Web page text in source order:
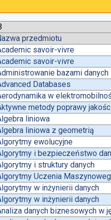
przedmiotu
savoir-vivre
savoir-vivre
bazami danych
Databases
w
metody poprawy
liniowa
liniowa z geometrią
ewolucyjne
i bezpieczeństwo
i struktury danych
Uczenia
w inżynierii danych
w inżynierii danych
danych biznesowych w